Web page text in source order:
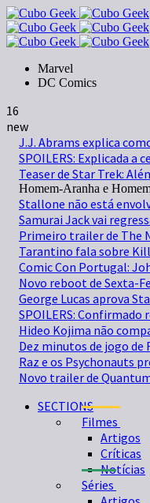
Marvel
DC Comics
16
new
J.J. Abrams explica
SPOILERS: Explicada a
Teaser de Star Trek:
Homem-Aranha e
Stallone não está
Samurai Jack vai
Primeiro trailer de The
Tarantino fala sobre
Comic Con Portugal:
Novo reboot de Sexta-
George Lucas aprova
SPOILERS: Confirmado
Hideo Kojima não
Dez minutos de jogo de
Raz e os Psychonauts
Novo trailer de
SECTIONS
Filmes
Artigos
Críticas
Notícias
Séries